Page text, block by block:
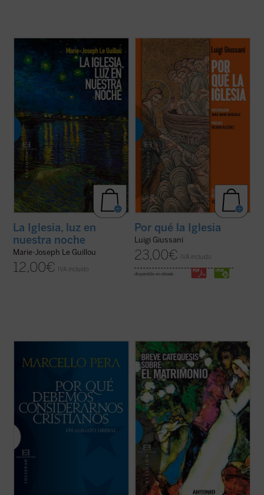
La Iglesia, luz en nuestra noche
es libro de
meditaciones que invita a introducirse
progresivamente en el misterio de Cristo y
de su Iglesia, mediante la oración y la
inteligencia afectiva del corazón. Se trata,
en gran medida, de una ...
(ver ficha)
La Iglesia, luz en
nuestra noche
Marie-Joseph Le Guillou
12,00€ IVA incluido
«Viviendo la experiencia de la comunidad
cristiana el hombre de hoy puede verificar
que esta realidad no es solamente humana,
sino que esta vida corresponde a las
exigencias más radicales del corazón, que
permite encarar las circunstancias y los ...
(ver ficha)
Por qué la Iglesia
Luigi Giussani
23,00€ IVA incluido
disponible en ebook:
cristianos? Hoy somos liberales y, por
consiguiente, no necesitamos dirigirnos al
derechos y libertades fundamentales.
Somos laicos y, en consecuencia, podemos
considerar las ...(ver ficha)
«¿Qué implica existencialmente el hecho
de que una mujer y un hombre quieran que
su matrimonio sea bendecido por Cristo y
se convierta por tanto en un sacramento?
Implica que la unidad de sus personas se
entienda y viva en función del Reino de ...
(ver ficha)